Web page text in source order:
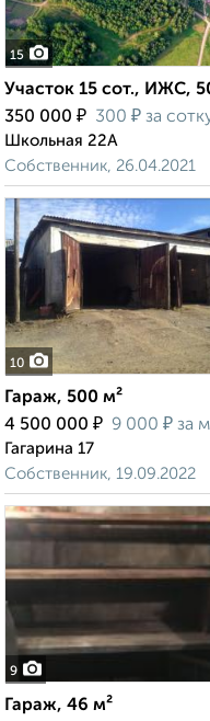
15
Участок 15 сот., ИЖС,
350 000 ₽ 300 ₽ за
Школьная 22А
Собственник, 26.04.2021
10
Гараж, 500 м²
4 500 000 ₽ 9 000 ₽ за
Гагарина 17
Собственник, 19.09.2022
9
Гараж, 46 м²